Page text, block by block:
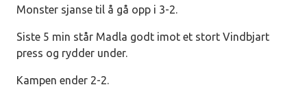
Monster sjanse til å gå opp i 3-2.
Siste 5 min står Madla godt imot et stort Vindbjart
press og rydder under.
Kampen ender 2-2.